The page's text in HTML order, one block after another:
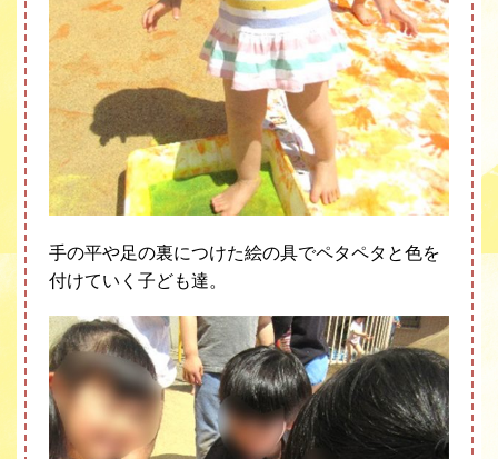
手の平や足の裏につけた絵の具でペタペタと色を
付けていく子ども達。